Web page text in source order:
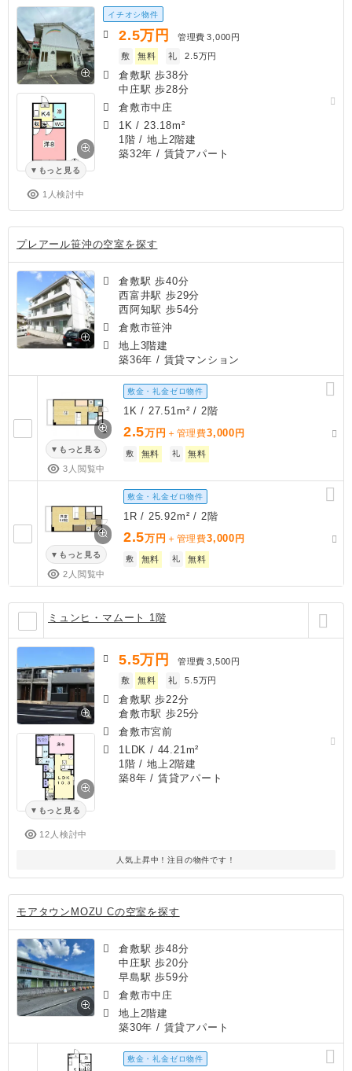
もっと見る
1人検討中
イチオシ物件
2.5万円 管理費 3,000円
敷
無料 礼 2.5万円
倉敷駅 歩38分
中庄駅 歩28分
倉敷市中庄
1K / 23.18m²
1階 / 地上2階建
築32年 / 賃貸アパート
プレアール笹沖の空室を探す
倉敷駅 歩40分
西富井駅 歩29分
西阿知駅 歩54分
倉敷市笹沖
地上3階建
築36年 / 賃貸マンション
もっと見る
3人閲覧中
敷金・礼金ゼロ物件
1K / 27.51m² / 2階
2.5万円 ＋管理費3,000 円
敷 無料 礼 無料
もっと見る
2人閲覧中
敷金・礼金ゼロ物件
1R / 25.92m² / 2階
2.5万円 ＋管理費3,000 円
敷 無料 礼 無料
ミュンヒ・マムート 1階
もっと見る
12人検討中
5.5万円 管理費 3,500円
敷
無料 礼 5.5万円
倉敷駅 歩22分
倉敷市駅 歩25分
倉敷市宮前
1LDK / 44.21m²
1階 / 地上2階建
築8年 / 賃貸アパート
人気上昇中！注目の物件です！
モアタウンMOZU Cの空室を探す
倉敷駅 歩48分
中庄駅 歩20分
早島駅 歩59分
倉敷市中庄
地上2階建
築30年 / 賃貸アパート
敷金・礼金ゼロ物件